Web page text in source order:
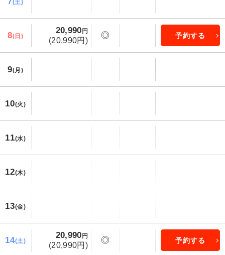
(土)
8(日)
20,990 円
(20,990円)
◎ 予約する
9(月)
10(火)
11(水)
12(木)
13(金)
14(土)
20,990 円
(20,990円)
◎ 予約する